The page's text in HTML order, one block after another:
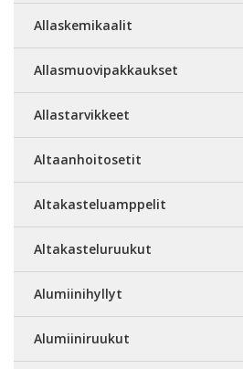
Allaskemikaalit
Allasmuovipakkaukset
Allastarvikkeet
Altaanhoitosetit
Altakasteluamppelit
Altakasteluruukut
Alumiinihyllyt
Alumiiniruukut